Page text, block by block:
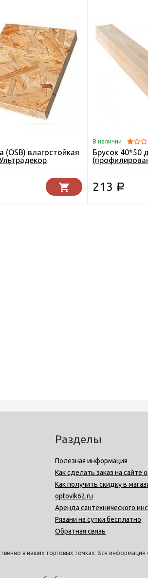
(OSB) влагостойкая
Егорьевск 9 мм.
В наличии
Брусок 40*50
213 Р
Разделы
Полезная информация
Как сделать заказ на сайте
Как получить скидку в
optovik62.ru
Аренда сантехнического
Рязани на сутки бесплатно
Обратная связь
в наших торговых точках. Вся информация